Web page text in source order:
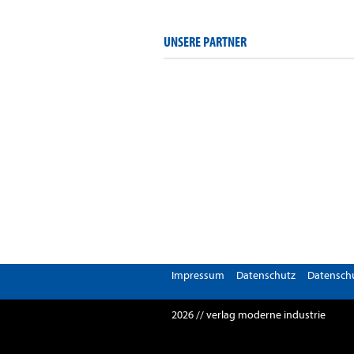
UNSERE PARTNER
Impressum Datenschutz
2026 // verlag moderne industrie